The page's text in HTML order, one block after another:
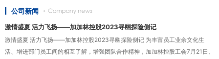
公司新闻
激情盛夏 活力飞扬——加加林控股2023寻幽探险侧记
激情盛夏 活力飞扬——加加林控股2023寻幽探险侧记 为丰富员工业余文化生
活、增进部门员工间的相互了解，增强团队合作精神，加加林控股工会7月21日、